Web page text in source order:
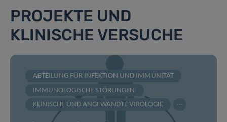
PROJEKTE UND
KLINISCHE VERSUCHE
ABTEILUNG FÜR INFEKTION UND IMMUNITÄT
IMMUNOLOGISCHE STÖRUNGEN
KLINISCHE UND ANGEWANDTE VIROLOGIE
...